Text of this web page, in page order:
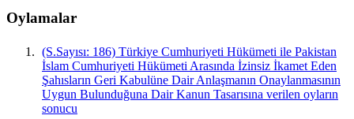
Oylamalar
(S.Sayısı: 186) Türkiye Cumhuriyeti Hükümeti ile Pakistan
İslam Cumhuriyeti Hükümeti Arasında İzinsiz İkamet Eden
Şahısların Geri Kabulüne Dair Anlaşmanın Onaylanmasının
Uygun Bulunduğuna Dair Kanun Tasarısına verilen oyların
sonucu